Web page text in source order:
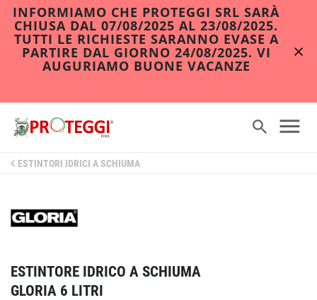
INFORMIAMO CHE PROTEGGI SRL SARÀ
CHIUSA DAL 07/08/2025 AL 23/08/2025.
TUTTI LE RICHIESTE SARANNO EVASE A
PARTIRE DAL GIORNO 24/08/2025. VI
AUGURIAMO BUONE VACANZE
ESTINTORI IDRICI A SCHIUMA
ESTINTORE IDRICO A SCHIUMA
GLORIA 6 LITRI